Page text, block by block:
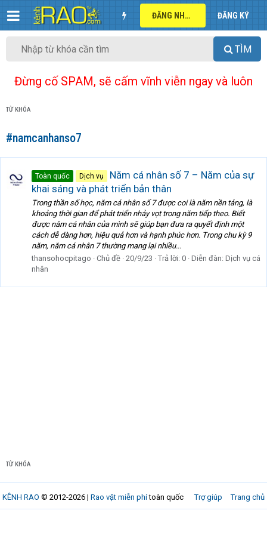
ĐĂNG NHẬP ĐĂNG KÝ
TÌM
Đừng cố SPAM, sẽ cấm vĩnh viễn ngay và luôn
TỪ KHÓA
#namcanhanso7
Toàn quốc Dịch vụ
Năm cá nhân số 7 – Năm của sự
khai sáng và phát triển bản thân
Trong thần số học, năm cá nhân số 7 được coi là năm nền tảng, là
khoảng thời gian để phát triển nhảy vọt trong năm tiếp theo. Biết
được năm cá nhân của mình sẽ giúp bạn đưa ra quyết định một
cách dễ dàng hơn, hiệu quả hơn và hạnh phúc hơn. Trong chu kỳ 9
năm, năm cá nhân 7 thường mang lại nhiều...
thansohocpitago
Chủ đề 20/9/23 Trả lời: 0 Diễn đàn: Dịch vụ cá
nhân
TỪ KHÓA
Trợ giúp Trang chủ
KÊNH RAO © 2012-2026 | Rao vặt miễn phítoàn quốc